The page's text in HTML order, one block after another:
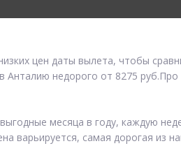
цен даты вылета, чтобы
Анталию недорого от 8275 руб.Про
месяца в году, каждую
варьируется, самая дорогая из